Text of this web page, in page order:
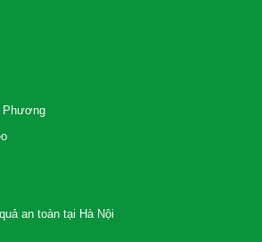
Phương
an toàn tại Hà Nội